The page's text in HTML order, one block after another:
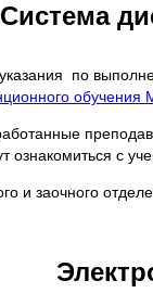
Система
по
ознакомиться
и заочного